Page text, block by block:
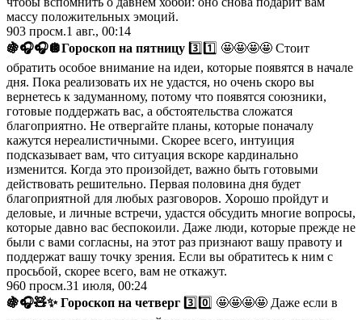
массу положительных эмоций.
903 просм.1 авг., 00:14
🍇🎧🎧🪩Гороскоп на пятницу 3️⃣1️⃣ 🤩🤩🤩🤩 Стоит
обратить особое внимание на идеи, которые появятся в начале
дня. Пока реализовать их не удастся, но очень скоро вы
вернетесь к задуманному, потому что появятся союзники,
готовые поддержать вас, а обстоятельства сложатся
благоприятно. Не отвергайте планы, которые поначалу
кажутся нереалистичными. Скорее всего, интуиция
подсказывает вам, что ситуация вскоре кардинально
изменится. Когда это произойдет, важно быть готовыми
действовать решительно. Первая половина дня будет
благоприятной для любых разговоров. Хорошо пройдут и
деловые, и личные встречи, удастся обсудить многие вопросы,
которые давно вас беспокоили. Даже люди, которые прежде не
были с вами согласны, на этот раз признают вашу правоту и
поддержат вашу точку зрения. Если вы обратитесь к ним с
просьбой, скорее всего, вам не откажут.
960 просм.31 июля, 00:24
🍇🎧🧸✨ Гороскоп на четверг 3️⃣0️⃣ 🤩🤩🤩🤩 Даже если в